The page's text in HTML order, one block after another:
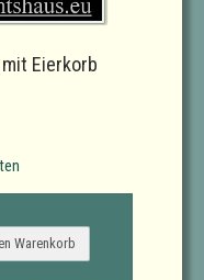
Eierkorb
Warenkorb